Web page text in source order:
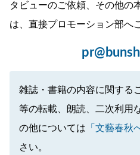
タビューのご依頼、その他の
は、直接プロモーション部へ
雑誌・書籍の内容に関する
等の転載、朗読、二次利用
の他については 「文藝春秋
さい。